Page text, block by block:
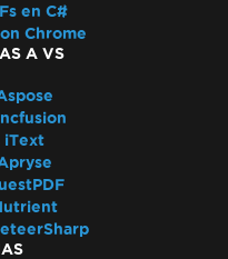
en C#
Chrome
A VS
iText